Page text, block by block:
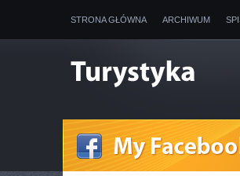
STRONA GŁÓWNA ARCHIWUM